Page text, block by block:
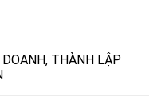
THÀNH LẬP